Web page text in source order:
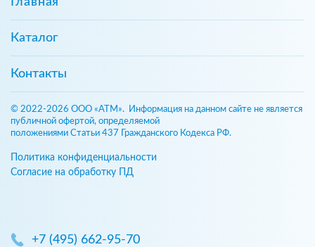
Каталог
Контакты
© 2022-2026 ООО «АТМ». Информация на данном сайте не является
публичной офертой, определяемой
положениями Статьи 437 Гражданского Кодекса РФ.
Политика конфиденциальности
Согласие на обработку ПД
+7 (495) 662-95-70